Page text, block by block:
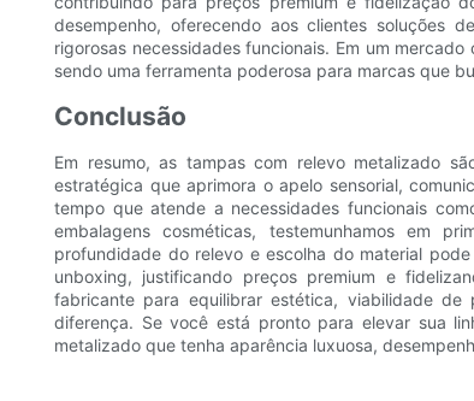
desempenho, oferecendo aos clientes soluções
rigorosas necessidades funcionais. Em um
sendo uma ferramenta poderosa para marcas que
Conclusão
Em resumo, as tampas com relevo metalizado
estratégica que aprimora o apelo sensorial,
tempo que atende a necessidades funcionais
embalagens cosméticas, testemunhamos em
profundidade do relevo e escolha do material
unboxing, justificando preços premium e
fabricante para equilibrar estética, viabilidade
diferença. Se você está pronto para elevar sua
metalizado que tenha aparência luxuosa,